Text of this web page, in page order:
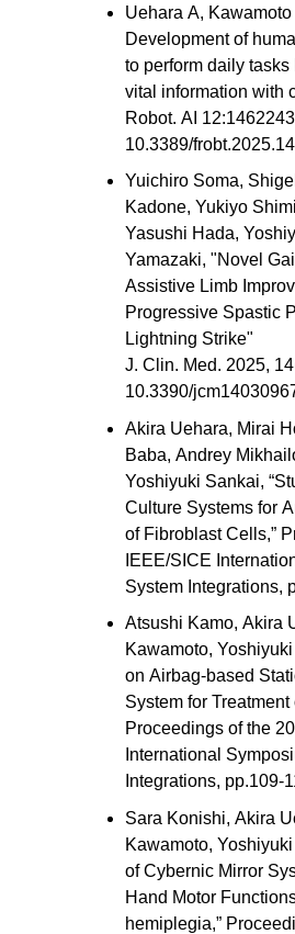
Uehara A,
Development of
to perform daily
vital information with
Robot. AI
10.3389/
Yuichiro Soma,
Kadone, Yukiyo
Yasushi Hada,
Yamazaki, "Novel
Assistive Limb
Progressive Spastic
Lightning Strike"
J. Clin. Med. 2025,
10.3390/
Akira Uehara, Mirai
Baba, Andrey
Yoshiyuki Sankai,
Culture Systems for
of Fibroblast Cells,”
IEEE/SICE
System Integrations,
Atsushi Kamo, Akira
Kawamoto,
on Airbag-based
System for Treatment
Proceedings of the
International
Integrations, pp.109-
Sara Konishi, Akira
Kawamoto,
of Cybernic Mirror
Hand Motor
hemiplegia,”